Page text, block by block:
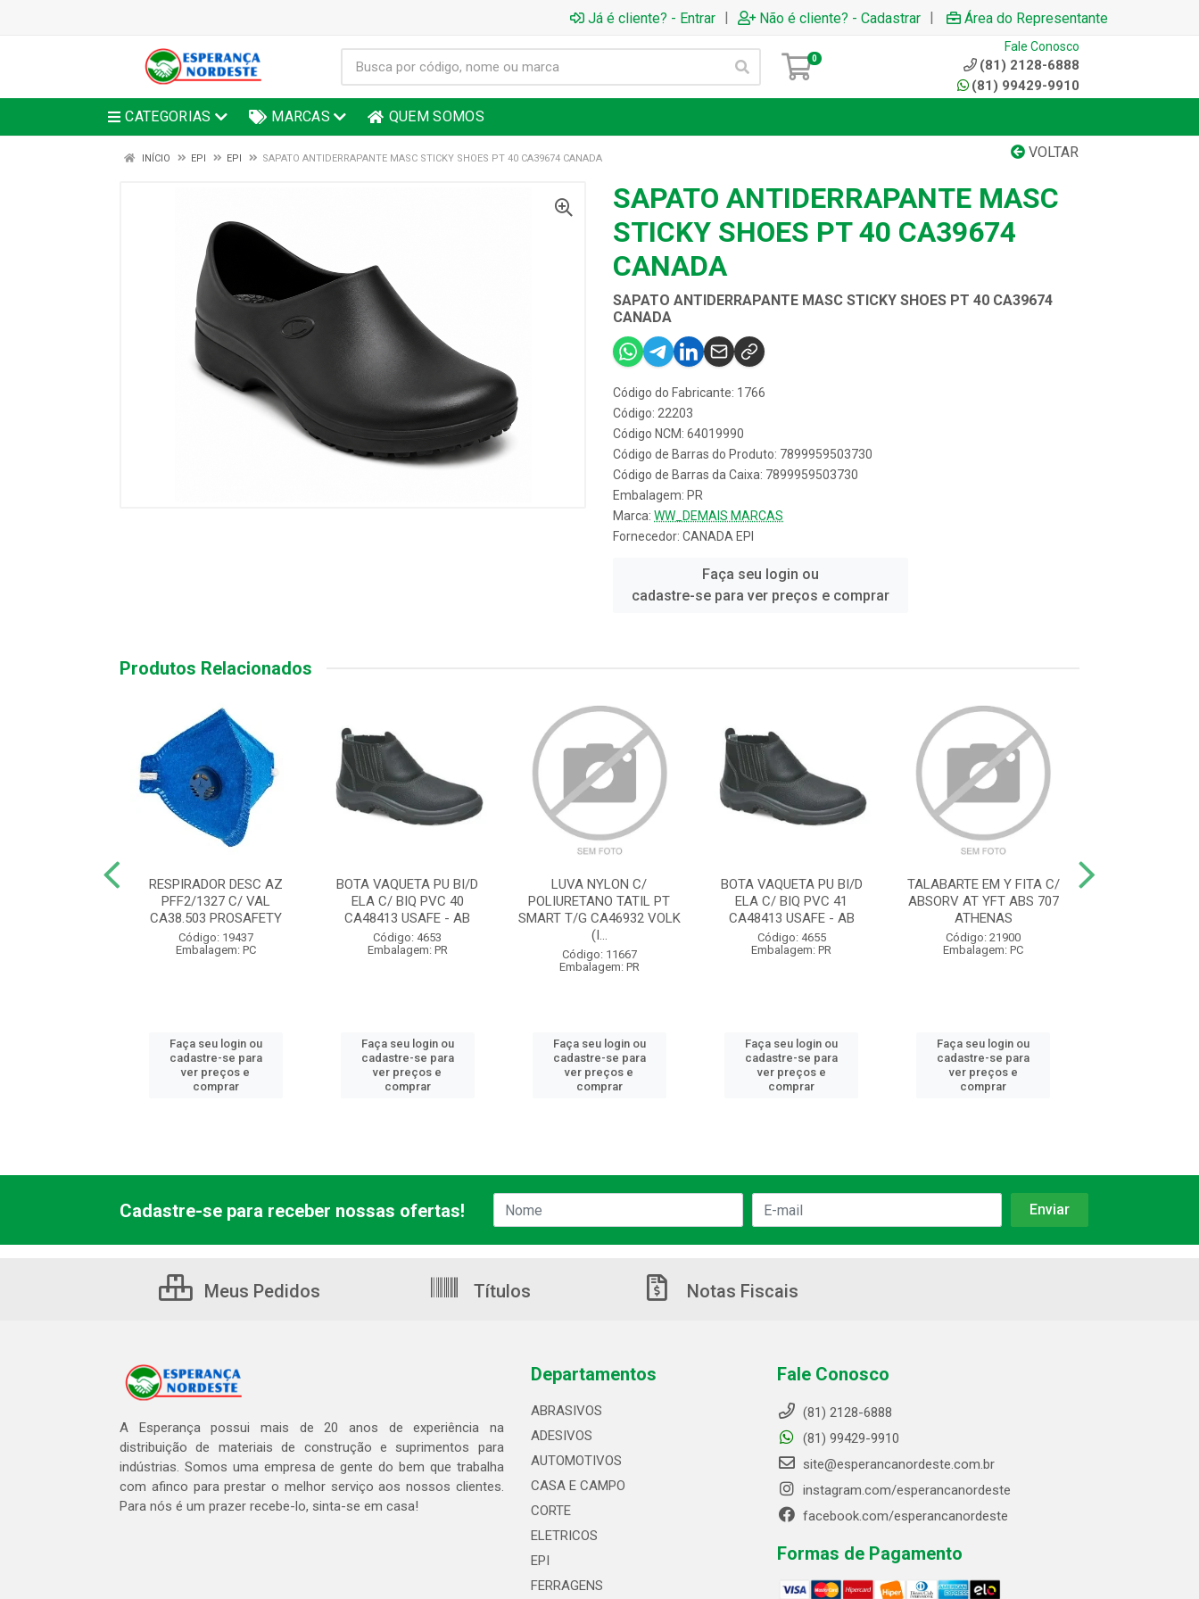
Já é cliente? - Entrar | Não é cliente? - Cadastrar | Área do Representante
0
Fale Conosco
(81) 2128-6888
(81) 99429-9910
CATEGORIAS MARCAS QUEM SOMOS
VOLTAR
INÍCIO EPI EPI SAPATO ANTIDERRAPANTE MASC STICKY SHOES PT 40 CA39674 CANADA
SAPATO ANTIDERRAPANTE MASC
STICKY SHOES PT 40 CA39674
CANADA
SAPATO ANTIDERRAPANTE MASC STICKY SHOES PT 40 CA39674
CANADA
Código do Fabricante: 1766
Código: 22203
Código NCM: 64019990
Código de Barras do Produto: 7899959503730
Código de Barras da Caixa: 7899959503730
Embalagem: PR
Marca: WW_DEMAIS MARCAS
Fornecedor: CANADA EPI
Faça seu login ou
cadastre-se para ver preços e comprar
Produtos Relacionados
RESPIRADOR DESC AZ
PFF2/1327 C/ VAL
CA38.503 PROSAFETY
Código: 19437
Embalagem: PC
Faça seu login ou
cadastre-se para
ver preços e
comprar
BOTA VAQUETA PU BI/D
ELA C/ BIQ PVC 40
CA48413 USAFE - AB
Código: 4653
Embalagem: PR
Faça seu login ou
cadastre-se para
ver preços e
comprar
LUVA NYLON C/
POLIURETANO TATIL PT
SMART T/G CA46932 VOLK
(I...
Código: 11667
Embalagem: PR
Faça seu login ou
cadastre-se para
ver preços e
comprar
BOTA VAQUETA PU BI/D
ELA C/ BIQ PVC 41
CA48413 USAFE - AB
Código: 4655
Embalagem: PR
Faça seu login ou
cadastre-se para
ver preços e
comprar
TALABARTE EM Y FITA C/
ABSORV AT YFT ABS 707
ATHENAS
Código: 21900
Embalagem: PC
Faça seu login ou
cadastre-se para
ver preços e
comprar
Cadastre-se para receber nossas ofertas!
Meus Pedidos Títulos Notas Fiscais
A Esperança possui mais de 20 anos de experiência na
distribuição de materiais de construção e suprimentos para
indústrias. Somos uma empresa de gente do bem que trabalha
com afinco para prestar o melhor serviço aos nossos clientes.
Para nós é um prazer recebe-lo, sinta-se em casa!
Departamentos
ABRASIVOS
ADESIVOS
AUTOMOTIVOS
CASA E CAMPO
CORTE
ELETRICOS
EPI
FERRAGENS
Fale Conosco
(81) 2128-6888
(81) 99429-9910
site@esperancanordeste.com.br
instagram.com/esperancanordeste
facebook.com/esperancanordeste
Formas de Pagamento